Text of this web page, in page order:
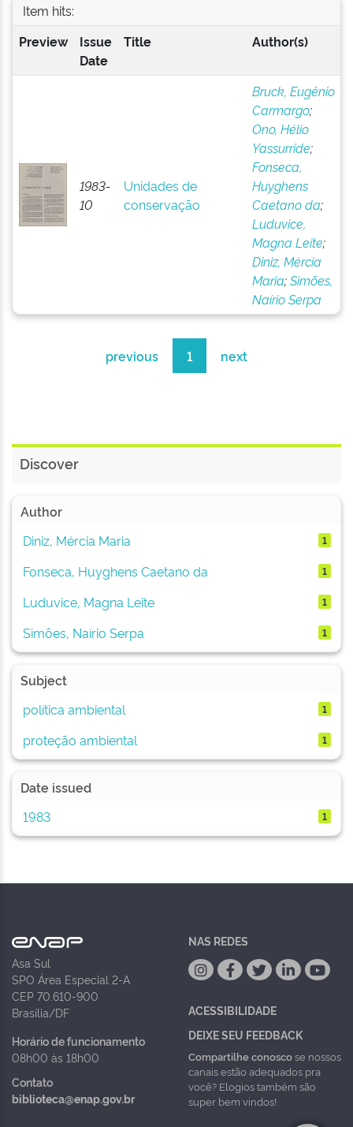
Item hits:
Preview
Issue
Date
Title Author(s)
1983-
10
Unidades de
conservação
Bruck, Eugênio
Carmargo;
Ono, Hélio
Yassurride;
Fonseca,
Huyghens
Caetano da;
Luduvice,
Magna Leite;
Diniz, Mércia
Maria;Simões,
Naírio Serpa
previous 1 next
Discover
Author
Diniz, Mércia Maria
1
Fonseca, Huyghens Caetano da 1
Luduvice, Magna Leite 1
Simões, Naírio Serpa 1
Subject
política ambiental
1
proteção ambiental 1
Date issued
1983
1
Asa Sul
SPO Área Especial 2-A
CEP 70.610-900
Brasília/DF
Horário de funcionamento
08h00 às 18h00
Contato
biblioteca@enap.gov.br
NAS REDES
ACESSIBILIDADE
DEIXE SEU FEEDBACK
Compartilhe conoscose nossos
canais estão adequados pra
você? Elogios também são
super bem vindos!